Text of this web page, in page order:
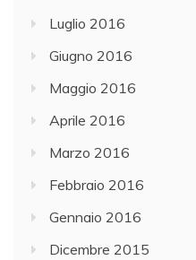
Luglio 2016
Giugno 2016
Maggio 2016
Aprile 2016
Marzo 2016
Febbraio 2016
Gennaio 2016
Dicembre 2015